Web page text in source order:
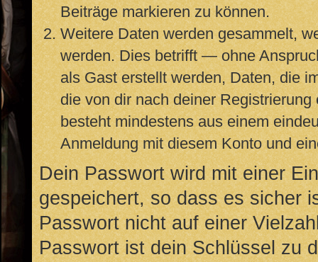
Beiträge markieren zu können.
Weitere Daten werden gesammelt,
werden. Dies betrifft — ohne
als Gast erstellt werden, Daten, die
die von dir nach deiner
besteht mindestens aus einem
Anmeldung mit diesem Konto und
Dein Passwort wird mit einer
gespeichert, so dass es sicher
Passwort nicht auf einer
Passwort ist dein Schlüssel zu